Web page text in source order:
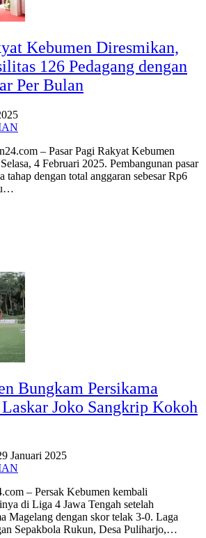
Kebumen Diresmikan,
126 Pedagang dengan
Per Bulan
– Pasar Pagi Rakyat Kebumen
4 Februari 2025. Pembangunan pasar
tahap dengan total anggaran sebesar Rp6
Bungkam Persikama
Joko Sangkrip Kokoh
Januari 2025
– Persak Kebumen kembali
di Liga 4 Jawa Tengah setelah
Magelang dengan skor telak 3-0. Laga
Sepakbola Rukun, Desa Puliharjo,…